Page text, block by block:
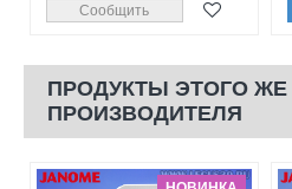
Сообщить
ПРОДУКТЫ ЭТОГО ЖЕ
ПРОИЗВОДИТЕЛЯ